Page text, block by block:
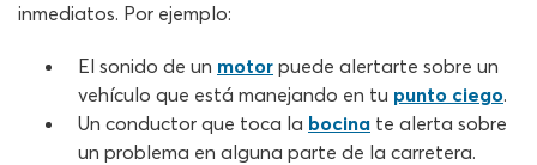
inmediatos. Por ejemplo:
El sonido de un motor puede alertarte sobre un
vehículo que está manejando en tu punto ciego.
Un conductor que toca la bocina te alerta sobre
un problema en alguna parte de la carretera.